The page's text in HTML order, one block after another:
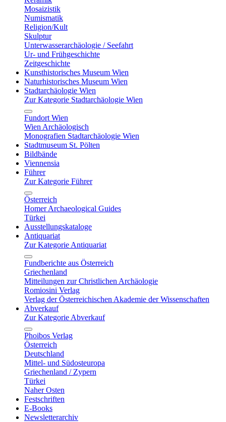
Mosaizistik
Numismatik
Religion/Kult
Skulptur
Unterwasserarchäologie / Seefahrt
Ur- und Frühgeschichte
Zeitgeschichte
Kunsthistorisches Museum Wien
Naturhistorisches Museum Wien
Stadtarchäologie Wien
Zur Kategorie Stadtarchäologie Wien
Fundort Wien
Wien Archäologisch
Monografien Stadtarchäologie Wien
Stadtmuseum St. Pölten
Bildbände
Viennensia
Führer
Zur Kategorie Führer
Österreich
Homer Archaeological Guides
Türkei
Ausstellungskataloge
Antiquariat
Zur Kategorie Antiquariat
Fundberichte aus Österreich
Griechenland
Mitteilungen zur Christlichen Archäologie
Romiosini Verlag
Verlag der Österreichischen Akademie der Wissenschaften
Abverkauf
Zur Kategorie Abverkauf
Phoibos Verlag
Österreich
Deutschland
Mittel- und Südosteuropa
Griechenland / Zypern
Türkei
Naher Osten
Festschriften
E-Books
Newsletterarchiv